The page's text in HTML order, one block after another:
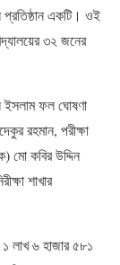
একটি। ওই
৩২ জনের
ইসলাম ফল ঘোষণা
রহমান, পরীক্ষা
মো কবির উদ্দিন
শাখার
লাখ ৬ হাজার ৫৮১